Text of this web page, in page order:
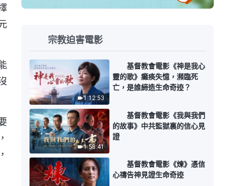
宗教迫害電影
1:12:53
基督教會電影《神是我心
靈的歌》癱痪失憶，瀕臨死
亡，是誰締造生命奇迹？
1:58:41
基督教會電影《我與我們
的故事》中共監獄裏的信心見
證
基督教會電影《煉》憑信
心禱告神見證生命奇迹